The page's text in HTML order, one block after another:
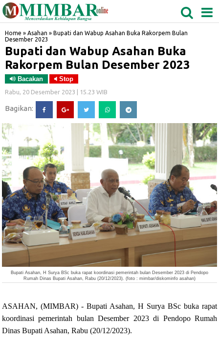
BIDANGRO
Home » Asahan » Bupati dan Wabup Asahan Buka Rakorpem Bulan
Desember 2023
Bupati dan Wabup Asahan Buka
Rakorpem Bulan Desember 2023
Bacakan Stop
Rabu, 20 Desember 2023 | 15.23 WIB
Bagikan:
Bupati Asahan, H Surya BSc buka rapat koordinasi pemerintah bulan Desember 2023 di Pendopo
Rumah Dinas Bupati Asahan, Rabu (20/12/2023). (foto : mimbar/diskominfo asahan)
ASAHAN, (MIMBAR) - Bupati Asahan, H Surya BSc buka rapat
koordinasi pemerintah bulan Desember 2023 di Pendopo Rumah
Dinas Bupati Asahan, Rabu (20/12/2023).